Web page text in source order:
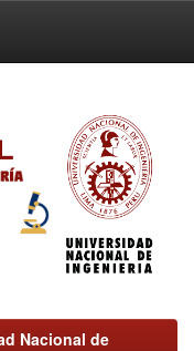
Nacional de